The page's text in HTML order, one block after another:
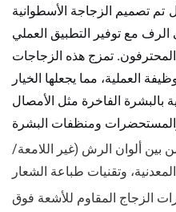
تم تصميم الزجاجة الأسطوانية
الرف مع توفير التطبيق العملي
تمزج هذه الزجاجات
العملية، مما يجعلها الخيار
بالبشرة الفاخرة مثل الأمصال
بين ألوان الرش (غير اللامعة/
الزجاج المقاوم للأشعة فوق